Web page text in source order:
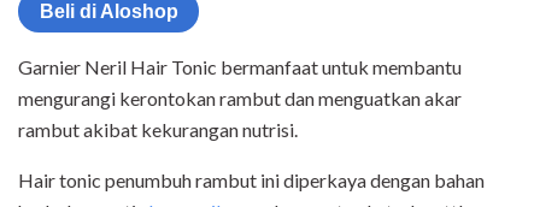
Beli di Aloshop
Garnier Neril Hair Tonic bermanfaat untuk membantu
mengurangi kerontokan rambut dan menguatkan akar
rambut akibat kekurangan nutrisi.
Hair tonic penumbuh rambut ini diperkaya dengan bahan